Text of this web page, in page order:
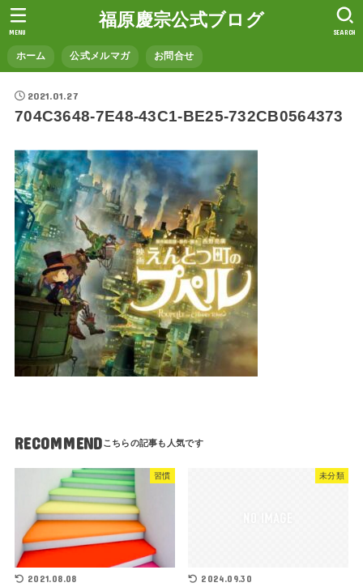
福原慶宗公式ブログ
ホーム 公式メルマガ お問合せ
SEARCH
MENU
2021.01.27
704C3648-7E48-43C1-BE25-732CB0564373
RECOMMEND
習慣
2021.08.08
未分類
2024.09.30